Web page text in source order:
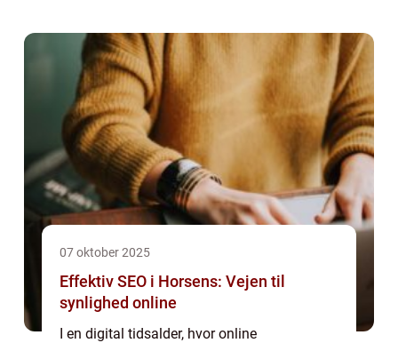
Vesterbro kan væ...
07 oktober 2025
Effektiv SEO i Horsens: Vejen til
synlighed online
I en digital tidsalder, hvor online